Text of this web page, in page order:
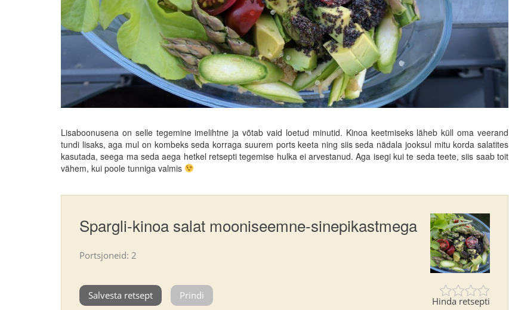
Lisaboonusena on selle tegemine imelihtne ja võtab vaid loetud minutid. Kinoa keetmiseks läheb küll oma veerand
tundi lisaks, aga mul on kombeks seda korraga suurem ports keeta ning siis seda nädala jooksul mitu korda salatites
kasutada, seega ma seda aega hetkel retsepti tegemise hulka ei arvestanud. Aga isegi kui te seda teete, siis saab toit
vähem, kui poole tunniga valmis
Spargli-kinoa salat mooniseemne-sinepikastmega
Portsjoneid: 2
Hinda retsepti
Salvesta retsept Prindi